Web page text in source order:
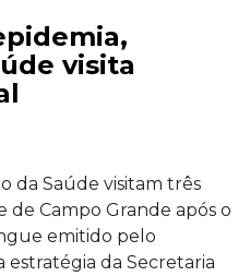
visita
da Saúde visitam três
de Campo Grande após o
emitido pelo
estratégia da Secretaria